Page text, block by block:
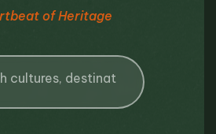
of Heritage